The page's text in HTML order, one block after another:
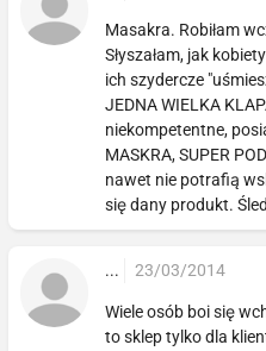
Masakra. Robiłam
Słyszałam, jak
ich szydercze
JEDNA WIELKA
niekompetentne,
MASKRA, SUPER
nawet nie potrafią
się dany produkt.
... 23/03/2014
Wiele osób boi się
to sklep tylko dla